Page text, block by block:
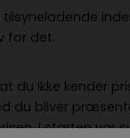
for det.
du Ikke kender
du bliver
I starten var